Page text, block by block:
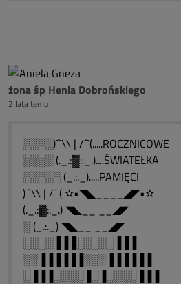
żona śp Henia Dobrońskiego
2 lata temu
░░░░)¯`\\ | /´¯(.....ROCZNICOWE
░░░░ (._.:▓:._.)....ŚWIATEŁKA
░░░░░ (_.:._).....PAMIĘCI
)¯`\\ | /´¯( ✫•◥◣____◢◤•✫
(._.:▓:._.) ◥◣__ __◢◤
░ (_.:._) ◥◣__ __◢◤
░░░░▐▐▐░░░░░▐▐▐
░░▐▐▐▐▐▐░░░▐▐▐▐▐▐
░▐▐▐░░░░▐░▐░░░░▐▐▐